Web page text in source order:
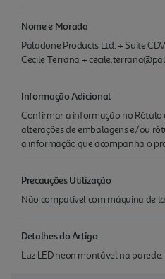
Nome e Morada
Paladone Products Ltd. + Suite
Cecile Terrana +
Informação Adicional
Confirmar a informação no Rótulo
alterações de embalagens e/ou
a informação que acompanha o
Precauções Utilização
Não compatível com máquina de
Detalhes do Artigo
Luz LED neon montável na parede.